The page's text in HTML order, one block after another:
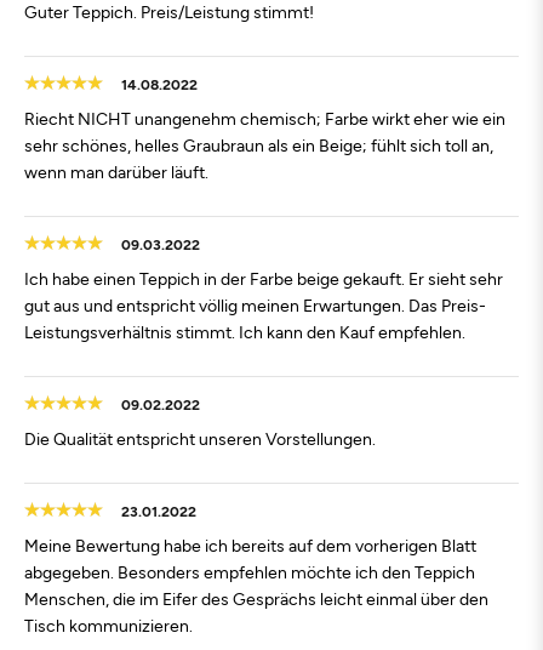
Guter Teppich. Preis/Leistung stimmt!
14.08.2022
Riecht NICHT unangenehm chemisch; Farbe wirkt eher wie ein
sehr schönes, helles Graubraun als ein Beige; fühlt sich toll an,
wenn man darüber läuft.
09.03.2022
Ich habe einen Teppich in der Farbe beige gekauft. Er sieht sehr
gut aus und entspricht völlig meinen Erwartungen. Das Preis-
Leistungsverhältnis stimmt. Ich kann den Kauf empfehlen.
09.02.2022
Die Qualität entspricht unseren Vorstellungen.
23.01.2022
Meine Bewertung habe ich bereits auf dem vorherigen Blatt
abgegeben. Besonders empfehlen möchte ich den Teppich
Menschen, die im Eifer des Gesprächs leicht einmal über den
Tisch kommunizieren.